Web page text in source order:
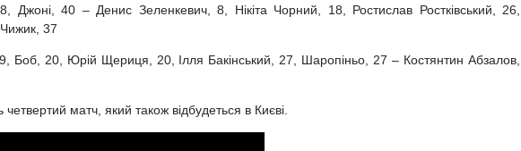
Джоні, 40 – Денис Зеленкевич, 8, Нікіта Чорний, 18, Ростислав Ростківський, 26,
37
Боб, 20, Юрій Щериця, 20, Ілля Бакінський, 27, Шаропіньо, 27 – Костянтин Абзалов,
матч, який також відбудеться в Києві.